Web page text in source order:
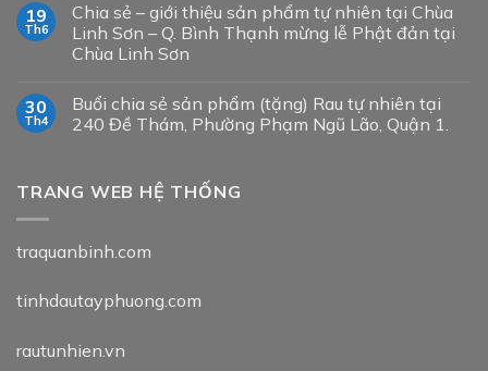
19
Th6
Chia sẻ – giới thiệu sản phẩm tự nhiên tại Chùa
Linh Sơn – Q. Bình Thạnh mừng lễ Phật đản tại
Chùa Linh Sơn
30
Th4
Buổi chia sẻ sản phẩm (tặng) Rau tự nhiên tại
240 Đề Thám, Phường Phạm Ngũ Lão, Quận 1.
TRANG WEB HỆ THỐNG
traquanbinh.com
tinhdautayphuong.com
rautunhien.vn